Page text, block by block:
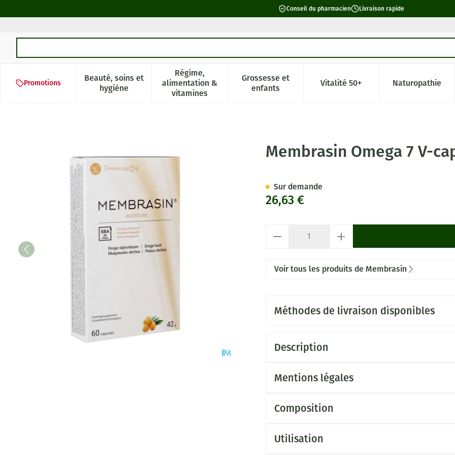
Conseil du pharmacien Livraison rapide
Promotions
Beauté, soins et
hygièneAfficher le sous-menu pour la catégorie Beauté, soins et hygiène
Régime,
alimentation &
vitamines
Afficher le sous-menu pour la catégorie Régime, alimentation &
Grossesse et
enfantsAfficher le sous-menu pour la catégorie Grossesse
Vitalité 50+Afficher le sous-menu pour la
Naturopathie
Afficher le
Membrasin Omega 7 V-caps 60 Membrasin Omega 7 V-
26,63 €
Sur demande
Voir tous les produits de Membrasin
Méthodes de livraison disponibles
Description
Mentions légales
Composition
Utilisation